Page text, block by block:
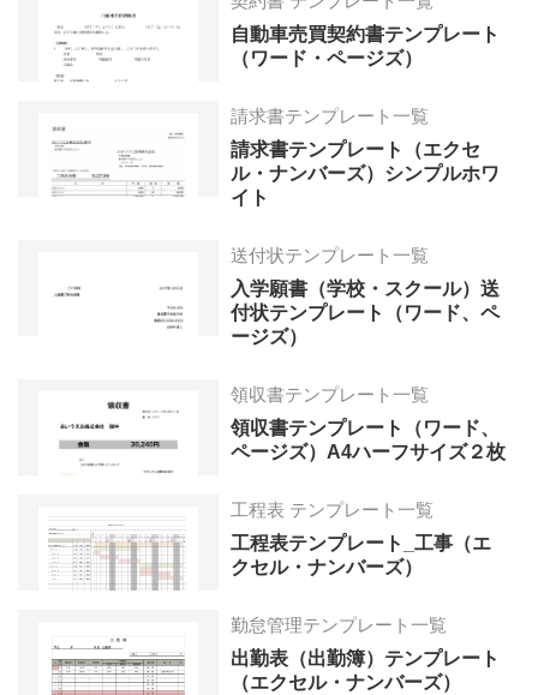
自動車売買契約書テンプレート
（ワード・ページズ）
請求書テンプレート一覧
請求書テンプレート（エクセ
ル・ナンバーズ）シンプルホワ
イト
送付状テンプレート一覧
入学願書（学校・スクール）送
付状テンプレート（ワード、ペ
ージズ）
領収書テンプレート一覧
領収書テンプレート（ワード、
ページズ）A4ハーフサイズ２枚
工程表 テンプレート一覧
工程表テンプレート_工事（エ
クセル・ナンバーズ）
勤怠管理テンプレート一覧
出勤表（出勤簿）テンプレート
（エクセル・ナンバーズ）